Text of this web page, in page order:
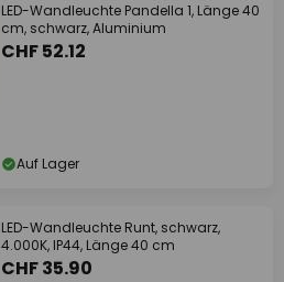
LED-Wandleuchte Pandella 1, Länge 40
cm, schwarz, Aluminium
CHF 52.12
Auf Lager
LED-Wandleuchte Runt, schwarz,
4.000K, IP44, Länge 40 cm
CHF 35.90